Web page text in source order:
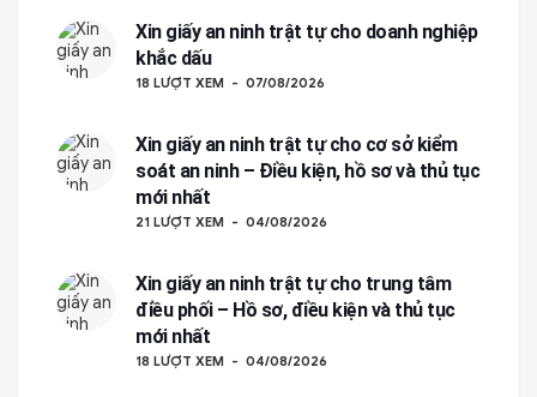
Xin giấy an ninh trật tự cho doanh nghiệp
khắc dấu
18 LƯỢT XEM 07/08/2026
Xin giấy an ninh trật tự cho cơ sở kiểm
soát an ninh – Điều kiện, hồ sơ và thủ tục
mới nhất
21 LƯỢT XEM 04/08/2026
Xin giấy an ninh trật tự cho trung tâm
điều phối – Hồ sơ, điều kiện và thủ tục
mới nhất
18 LƯỢT XEM 04/08/2026